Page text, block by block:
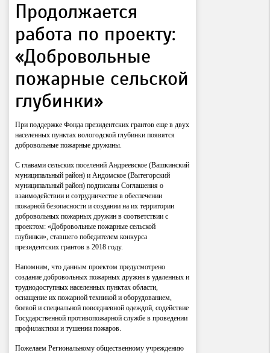
Продолжается
работа по проекту:
«Добровольные
пожарные сельской
глубинки»
При поддержке Фонда президентских грантов еще в двух
населенных пунктах вологодской глубинки появятся
добровольные пожарные дружины.
С главами сельских поселений Андреевское (Вашкинский
муниципальный район) и Андомское (Вытегорский
муниципальный район) подписаны Соглашения о
взаимодействии и сотрудничестве в обеспечении
пожарной безопасности и создании на их территории
добровольных пожарных дружин в соответствии с
проектом: «Добровольные пожарные сельской
глубинки», ставшего победителем конкурса
президентских грантов в 2018 году.
Напомним, что данным проектом предусмотрено
создание добровольных пожарных дружин в удаленных и
труднодоступных населенных пунктах области,
оснащение их пожарной техникой и оборудованием,
боевой и специальной повседневной одеждой, содействие
Государственной противопожарной службе в проведении
профилактики и тушении пожаров.
Пожелаем Региональному общественному учреждению